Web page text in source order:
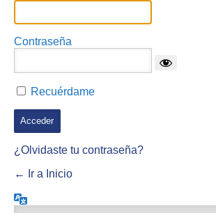
Contraseña
Recuérdame
¿Olvidaste tu contraseña?
← Ir a Inicio